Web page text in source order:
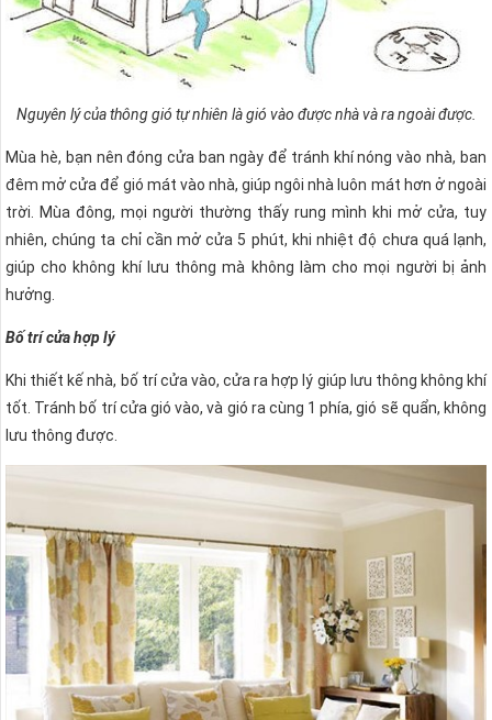
Nguyên lý của thông gió tự nhiên là gió vào được nhà và ra ngoài được.
Mùa hè, bạn nên đóng cửa ban ngày để tránh khí nóng vào nhà, ban
đêm mở cửa để gió mát vào nhà, giúp ngôi nhà luôn mát hơn ở ngoài
trời. Mùa đông, mọi người thường thấy rung mình khi mở cửa, tuy
nhiên, chúng ta chỉ cần mở cửa 5 phút, khi nhiệt độ chưa quá lạnh,
giúp cho không khí lưu thông mà không làm cho mọi người bị ảnh
hưởng.
Bố trí cửa hợp lý
Khi thiết kế nhà, bố trí cửa vào, cửa ra hợp lý giúp lưu thông không khí
tốt. Tránh bố trí cửa gió vào, và gió ra cùng 1 phía, gió sẽ quẩn, không
lưu thông được.